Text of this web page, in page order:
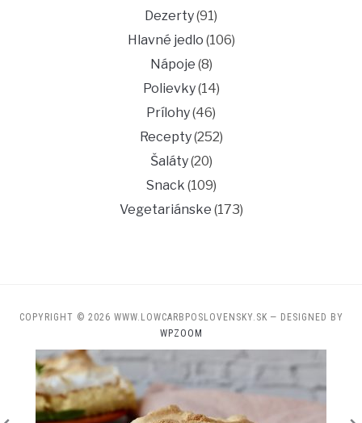
Dezerty(91)
Hlavné jedlo (106)
Nápoje (8)
Polievky(14)
Prílohy(46)
Recepty(252)
Šaláty(20)
Snack (109)
Vegetariánske (173)
COPYRIGHT © 2026 WWW.LOWCARBPOSLOVENSKY.SK — DESIGNED BY
WPZOOM